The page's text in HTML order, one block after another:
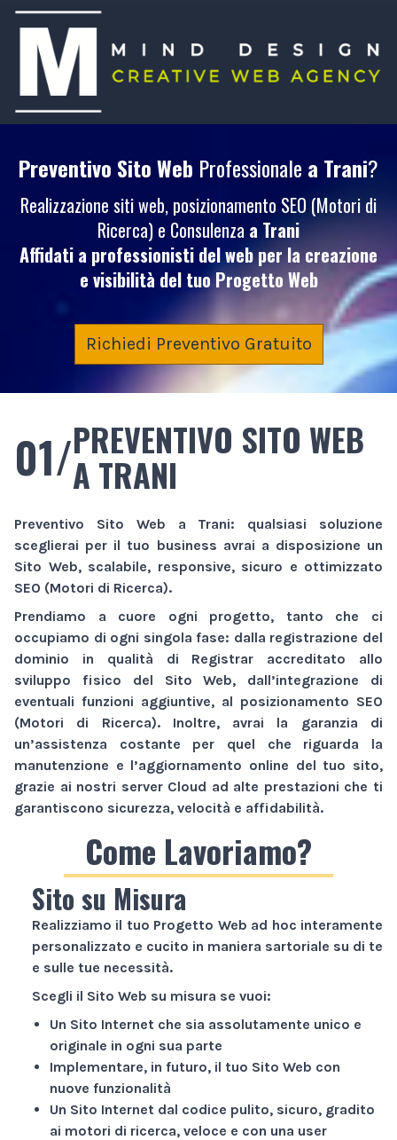
Preventivo Sito Web Professionale a Trani?
Realizzazione siti web, posizionamento SEO (Motori di
Ricerca) e Consulenza a Trani
Affidati a professionisti del web per la creazione
e visibilità del tuoProgetto Web
Richiedi Preventivo Gratuito
01/PREVENTIVO SITO WEB
A TRANI
Preventivo Sito Web a Trani: qualsiasi soluzione
sceglierai per il tuo business avrai a disposizione un
Sito Web, scalabile, responsive, sicuro e ottimizzato
SEO (Motori di Ricerca).
Prendiamo a cuore ogni progetto, tanto che ci
occupiamo di ogni singola fase: dalla registrazione del
dominio in qualità di Registrar accreditato allo
sviluppo fisico del Sito Web, dall’integrazione di
eventuali funzioni aggiuntive, al posizionamento SEO
(Motori di Ricerca). Inoltre, avrai la garanzia di
un’assistenza costante per quel che riguarda la
manutenzione e l’aggiornamento online del tuo sito,
grazie ai nostri server Cloud ad alte prestazioni che ti
garantiscono sicurezza, velocità e affidabilità.
Come Lavoriamo?
Sito su Misura
Realizziamo il tuo Progetto Web ad hoc interamente
personalizzato e cucito in maniera sartoriale su di te
e sulle tue necessità.
Scegli il Sito Web su misura se vuoi:
Un Sito Internet che sia assolutamente unico e
originale in ogni sua parte
Implementare, in futuro, il tuo Sito Web con
nuove funzionalità
Un Sito Internet dal codice pulito, sicuro, gradito
ai motori di ricerca, veloce e con una user